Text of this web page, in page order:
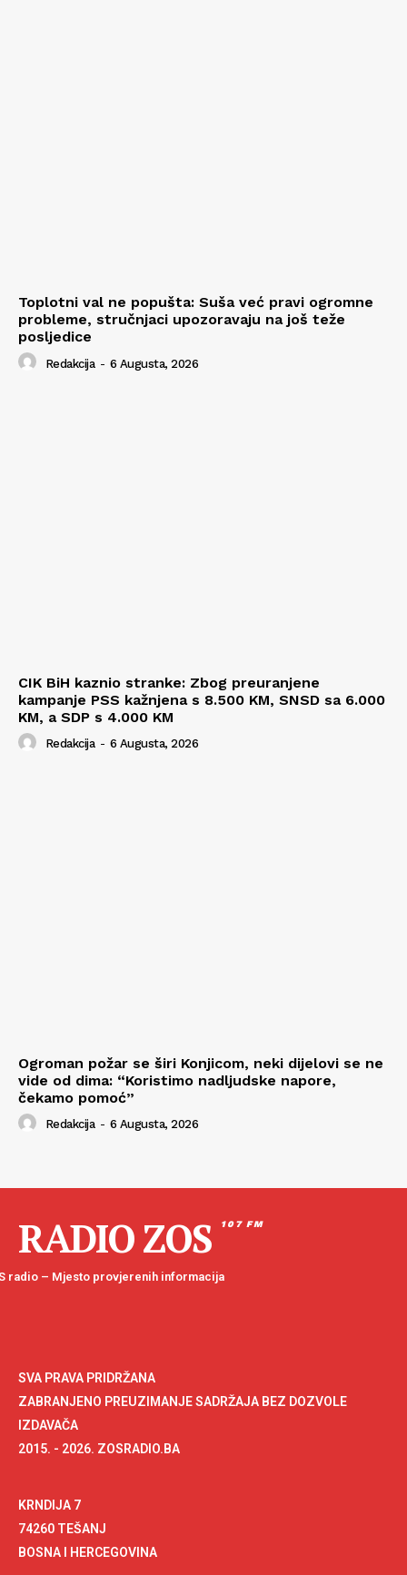
Toplotni val ne popušta: Suša već pravi ogromne
probleme, stručnjaci upozoravaju na još teže
posljedice
Redakcija - 6 Augusta, 2026
CIK BiH kaznio stranke: Zbog preuranjene
kampanje PSS kažnjena s 8.500 KM, SNSD sa 6.000
KM, a SDP s 4.000 KM
Redakcija - 6 Augusta, 2026
Ogroman požar se širi Konjicom, neki dijelovi se ne
vide od dima: “Koristimo nadljudske napore,
čekamo pomoć”
Redakcija - 6 Augusta, 2026
RADIO ZOS 107 FM
radio – Mjesto provjerenih informacija
SVA PRAVA PRIDRŽANA
ZABRANJENO PREUZIMANJE SADRŽAJA BEZ DOZVOLE
IZDAVAČA
2015. - 2026. ZOSRADIO.BA
KRNDIJA 7
74260 TEŠANJ
BOSNA I HERCEGOVINA